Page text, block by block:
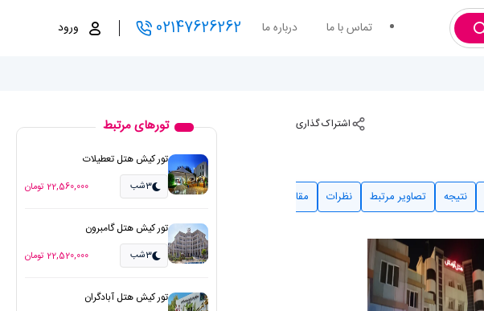
تماس با ما درباره ما 02147626262 ورود
اشتراک گذاری
نتیجه تصاویر مرتبط نظرات مقالات مرتبط
تورهای مرتبط
تور کیش هتل تعطیلات
3شب 22,560,000 تومان
تور کیش هتل گامبرون
3شب 22,520,000 تومان
تور کیش هتل آبادگران